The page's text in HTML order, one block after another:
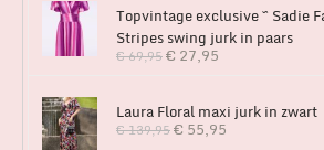
Topvintage exclusive ~ Sadie
Stripes swing jurk in paars
€69,95€ 27,95
Laura Floral maxi jurk in zwart
€139,95€ 55,95